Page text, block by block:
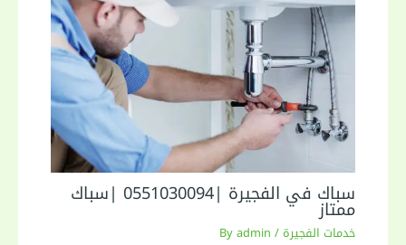
سباك في الفجيرة |0551030094 |سباك
ممتاز
خدمات الفجيرة / By
admin